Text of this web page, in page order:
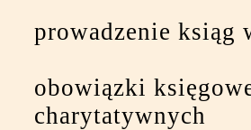
prowadzenie ksiąg
obowiązki
charytatywnych